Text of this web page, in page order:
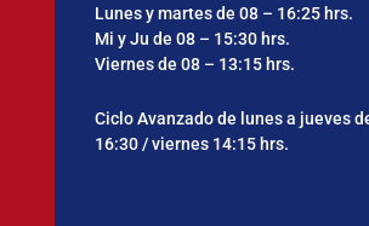
Lunes y martes de 08 – 16:25 hrs.
Mi y Ju de 08 – 15:30 hrs.
Viernes de 08 – 13:15 hrs.
Ciclo Avanzado de lunes a jueves
16:30 / viernes 14:15 hrs.